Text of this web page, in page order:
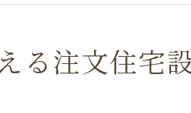
た注文住宅の利便性アップ方法
宅で毎日を快適に過ごす工夫
る注文住宅